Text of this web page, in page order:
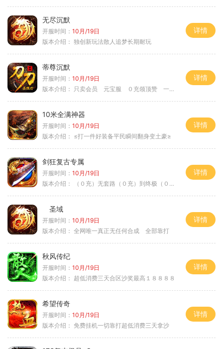
无尽沉默
开服时间： 10月/19日
版本介绍： 独创新玩法散人追梦长期耐玩
详情
蒂尊沉默
开服时间： 10月/19日
版本介绍： 只卖会员 元宝服 ０充领顶赞 一切靠打
详情
10米全满神器
开服时间： 10月/19日
版本介绍： ≤打一件好装备平民瞬间翻身变土豪≥
详情
剑狂复古专属
开服时间： 10月/19日
版本介绍：
（０充）无套路（０充）到终极（０充）爽
详情
圣域
开服时间： 10月/19日
版本介绍： 全网唯一真正无任何合成 全部靠打
详情
秋风传纪
开服时间： 10月/19日
版本介绍： 超低消费三天合区沙奖最高１８８８８
详情
希望传奇
开服时间： 10月/19日
版本介绍： 免费挂机一切靠打超低消费三天拿沙
详情